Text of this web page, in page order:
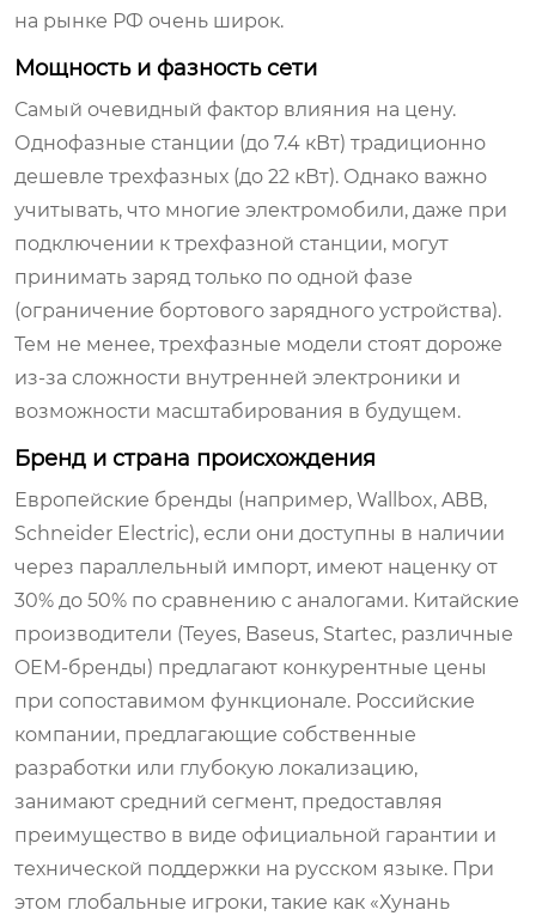
на рынке РФ очень широк.
Мощность и фазность сети
Самый очевидный фактор влияния на цену.
Однофазные станции (до 7.4 кВт) традиционно
дешевле трехфазных (до 22 кВт). Однако важно
учитывать, что многие электромобили, даже при
подключении к трехфазной станции, могут
принимать заряд только по одной фазе
(ограничение бортового зарядного устройства).
Тем не менее, трехфазные модели стоят дороже
из-за сложности внутренней электроники и
возможности масштабирования в будущем.
Бренд и страна происхождения
Европейские бренды (например, Wallbox, ABB,
Schneider Electric), если они доступны в наличии
через параллельный импорт, имеют наценку от
30% до 50% по сравнению с аналогами. Китайские
производители (Teyes, Baseus, Startec, различные
OEM-бренды) предлагают конкурентные цены
при сопоставимом функционале. Российские
компании, предлагающие собственные
разработки или глубокую локализацию,
занимают средний сегмент, предоставляя
преимущество в виде официальной гарантии и
технической поддержки на русском языке. При
этом глобальные игроки, такие как «Хунань